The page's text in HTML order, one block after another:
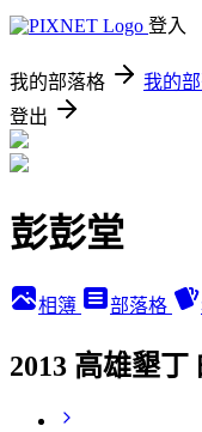
登入
我的部落格 我的
登出
彭彭堂
相簿 部落格
2013 高雄墾丁